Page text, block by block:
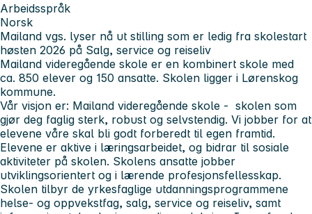
Arbeidsspråk
Norsk
Mailand vgs. lyser nå ut stilling som er ledig fra skolestart
høsten 2026 på Salg, service og reiseliv
Mailand videregående skole er en kombinert skole med
ca. 850 elever og 150 ansatte. Skolen ligger i Lørenskog
kommune.
Vår visjon er: Mailand videregående skole - skolen som
gjør deg faglig sterk, robust og selvstendig. Vi jobber for at
elevene våre skal bli godt forberedt til egen framtid.
Elevene er aktive i læringsarbeidet, og bidrar til sosiale
aktiviteter på skolen. Skolens ansatte jobber
utviklingsorientert og i lærende profesjonsfellesskap.
Skolen tilbyr de yrkesfaglige utdanningsprogrammene
helse- og oppvekstfag, salg, service og reiseliv, samt